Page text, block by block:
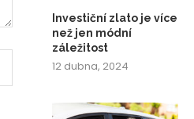
Investiční zlato je více
než jen módní
záležitost
12 dubna, 2024